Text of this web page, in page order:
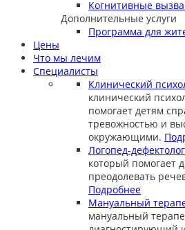
Когнитивные
Дополнительные услуги
Программа для
Цены
Что мы лечим
Специалисты
Клинический
клинический
помогает детям
тревожностью и
окружающими.
Логопед-дефектолог
который помогает
преодолевать
Подробнее
Мануальный
мануальный